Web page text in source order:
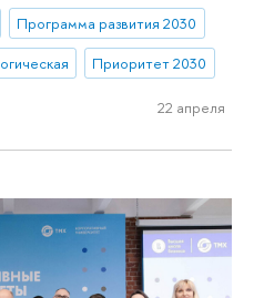
Программа развития 2030
Приоритет 2030
22 апреля